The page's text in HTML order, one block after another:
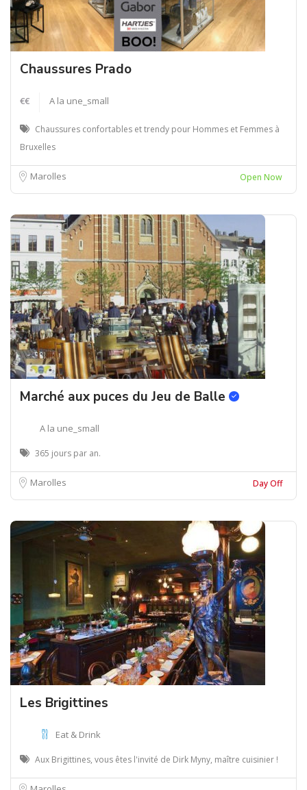
Chaussures Prado
€€ A la une_small
Chaussures confortables et trendy pour Hommes et Femmes à
Bruxelles
Marolles Open Now
Marché aux puces du Jeu de Balle
A la une_small
365 jours par an.
Marolles Day Off
Les Brigittines
Eat & Drink
Aux Brigittines, vous êtes l'invité de Dirk Myny, maître cuisinier !